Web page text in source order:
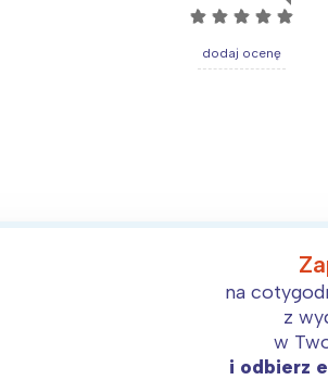
☆ ☆ ☆ ☆ ☆
dodaj ocenę
na
z
w
i odbierz